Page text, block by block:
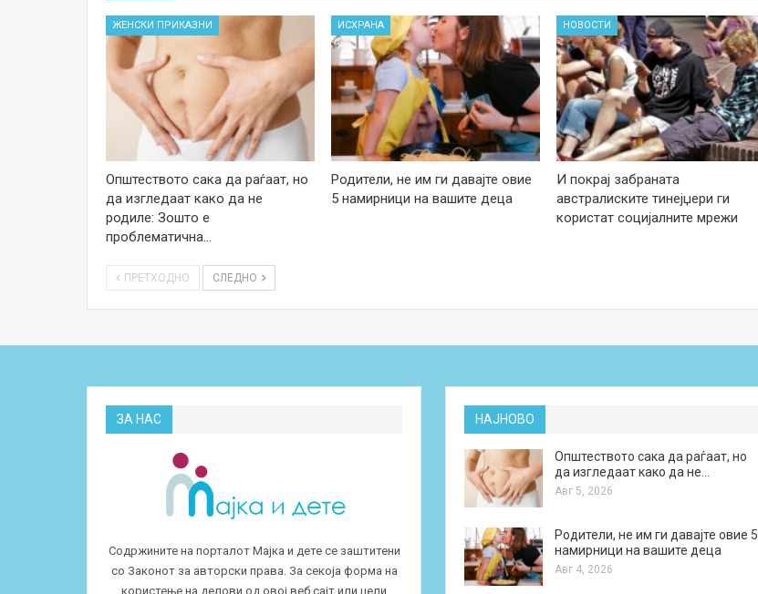
ЖЕНСКИ ПРИКАЗНИ
Општеството сака да раѓаат, но
да изгледаат како да не
родиле: Зошто е
проблематична…
ИСХРАНА
Родители, не им ги давајте овие
5 намирници на вашите деца
НОВОСТИ
И покрај забраната
австралиските тинејџери ги
користат социјалните мрежи
ПРЕТХОДНО СЛЕДНО
ЗА НАС
Содржините на порталот Мајка и дете се заштитени
со Законот за авторски права. За секоја форма на
користење на делови од овој веб сајт или цели
НАЈНОВО
Општеството сака да раѓаат, но
да изгледаат како да не…
Авг 5, 2026
Родители, не им ги давајте овие 5
намирници на вашите деца
Авг 4, 2026